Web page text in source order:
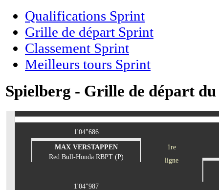
Qualifications Sprint
Grille de départ Sprint
Classement Sprint
Meilleurs tours Sprint
Spielberg - Grille de départ
1'04"686
MAX VERSTAPPEN
Red Bull-Honda RBPT (P)
1re
ligne
1'04"987